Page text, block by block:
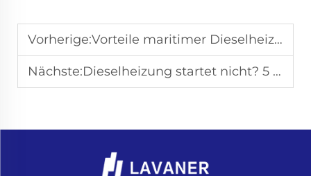
Vorherige:Vorteile maritimer Dieselheizungen für die Besatzung
Nächste:Dieselheizung startet nicht? 5 häufige Fehlerbehebungsschritte, die Sie selbst vornehmen können